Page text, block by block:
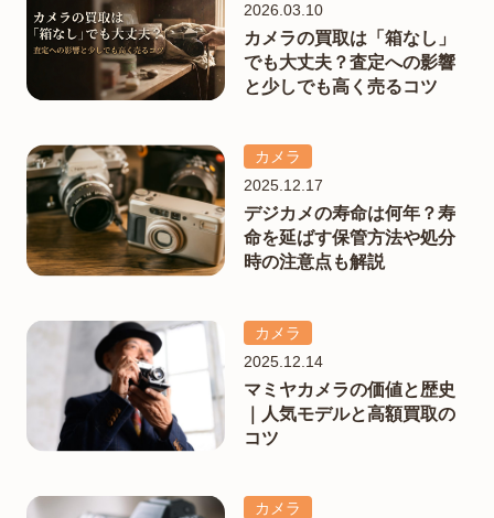
2026.03.10
カメラの買取は「箱なし」
でも大丈夫？査定への影響
と少しでも高く売るコツ
カメラ
2025.12.17
デジカメの寿命は何年？寿
命を延ばす保管方法や処分
時の注意点も解説
カメラ
2025.12.14
マミヤカメラの価値と歴史
｜人気モデルと高額買取の
コツ
カメラ